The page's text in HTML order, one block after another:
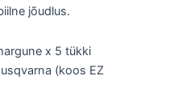
jõudlus.
x 5 tükki
(koos EZ